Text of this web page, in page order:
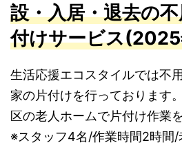
設・入居・退去の
付けサービス
生活応援エコスタイルでは不
家の片付けを行っております
区の老人ホームで片付け作業
※スタッフ4名/作業時間2時間/